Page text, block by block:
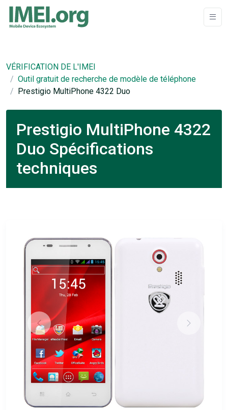
VÉRIFICATION DE L'IMEI
Outil gratuit de recherche de modèle de téléphone
Prestigio MultiPhone 4322 Duo
Prestigio MultiPhone 4322
Duo Spécifications
techniques